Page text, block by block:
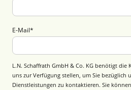
E-Mail*
L.N. Schaffrath GmbH & Co. KG benötigt
uns zur Verfügung stellen, um Sie bezüglich
Dienstleistungen zu kontaktieren. Sie